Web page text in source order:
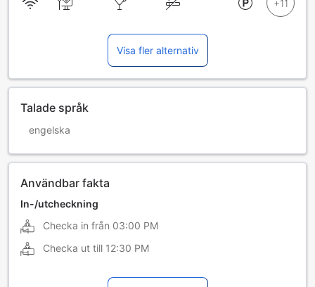
Visa fler alternativ
Talade språk
engelska
Användbar fakta
In-/utcheckning
Checka in från 03:00 PM
Checka ut till 12:30 PM